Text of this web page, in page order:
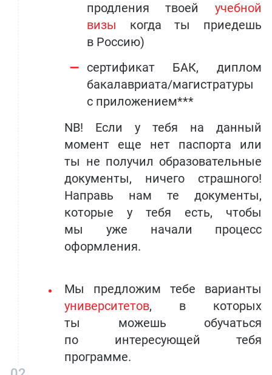
продления твоейучебной
визы когда ты приедешь
в Россию)
сертификат БАК, диплом
бакалавриата/магистратуры
с приложением***
NB! Если у тебя на данный
момент еще нет паспорта или
ты не получил образовательные
документы, ничего страшного!
Направь нам те документы,
которые у тебя есть, чтобы
мы уже начали процесс
оформления.
Мы предложим тебе варианты
университетов, в которых
ты можешь обучаться
по интересующей тебя
программе.